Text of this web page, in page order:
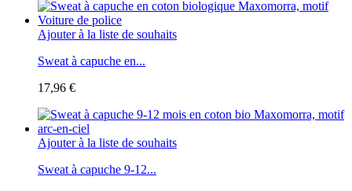
Ajouter à la liste de souhaits
Sweat à capuche en...
17,96 €
Ajouter à la liste de souhaits
Sweat à capuche 9-12...